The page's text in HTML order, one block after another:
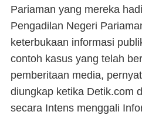
Pariaman yang mereka
Pengadilan Negeri
keterbukaan informasi
contoh kasus yang telah
pemberitaan media,
diungkap ketika Detik.com
secara Intens menggali